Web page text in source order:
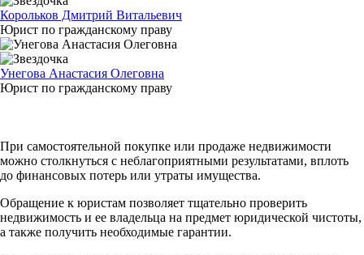
Корольков Дмитрий Витальевич
Юрист по гражданскому праву
Унегова Анастасия Олеговна
Юрист по гражданскому праву
При самостоятельной покупке или продаже недвижимости
можно столкнуться с неблагоприятными результатами, вплоть
до финансовых потерь или утраты имущества.
Обращение к юристам позволяет тщательно проверить
недвижимость и ее владельца на предмет юридической чистоты,
а также получить необходимые гарантии.